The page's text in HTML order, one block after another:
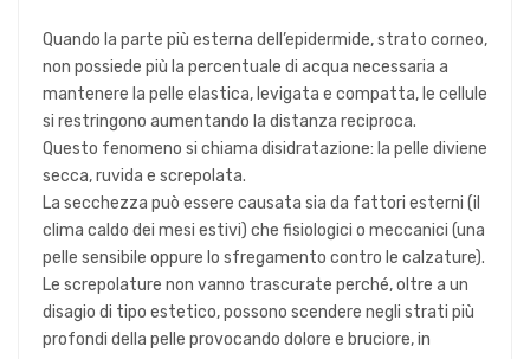
Quando la parte più esterna dell’epidermide, strato corneo,
non possiede più la percentuale di acqua necessaria a
mantenere la pelle elastica, levigata e compatta, le cellule
si restringono aumentando la distanza reciproca.
Questo fenomeno si chiama disidratazione: la pelle diviene
secca, ruvida e screpolata.
La secchezza può essere causata sia da fattori esterni (il
clima caldo dei mesi estivi) che fisiologici o meccanici (una
pelle sensibile oppure lo sfregamento contro le calzature).
Le screpolature non vanno trascurate perché, oltre a un
disagio di tipo estetico, possono scendere negli strati più
profondi della pelle provocando dolore e bruciore, in